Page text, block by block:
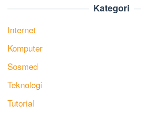
Kategori
Internet
Komputer
Sosmed
Teknologi
Tutorial